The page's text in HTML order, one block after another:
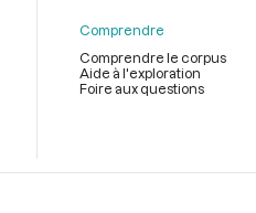
page
Comprendre
Comprendre le corpus
Aide à l'exploration
Foire aux questions